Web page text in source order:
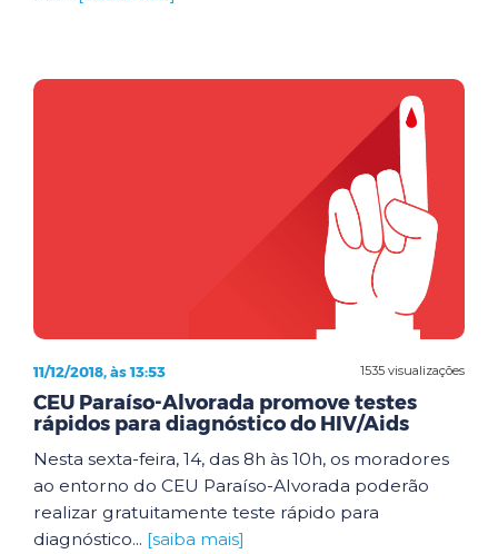
1535 visualizações
11/12/2018, às 13:53
CEU Paraíso-Alvorada promove testes
rápidos para diagnóstico do HIV/Aids
Nesta sexta-feira, 14, das 8h às 10h, os moradores
ao entorno do CEU Paraíso-Alvorada poderão
realizar gratuitamente teste rápido para
diagnóstico... [saiba mais]